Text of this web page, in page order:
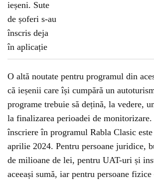
O altă noutate pentru programul din
că ieșenii care își cumpără un
programe trebuie să dețină, la vedere,
la finalizarea perioadei de monitorizare.
înscriere în programul Rabla Clasic
aprilie 2024. Pentru persoane juridice,
de milioane de lei, pentru UAT-uri și
aceeași sumă, iar pentru persoane